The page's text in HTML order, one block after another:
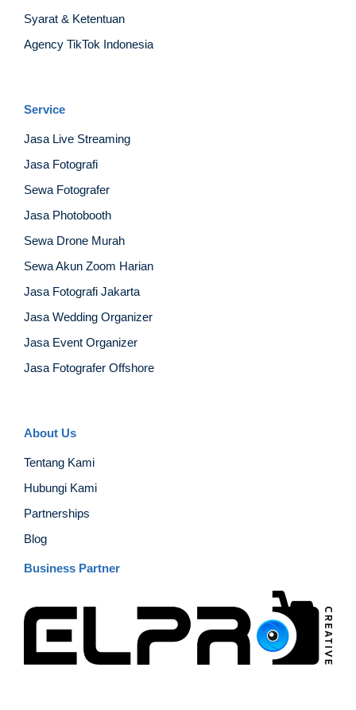
Syarat & Ketentuan
Agency TikTok Indonesia
Service
Jasa Live Streaming
Jasa Fotografi
Sewa Fotografer
Jasa Photobooth
Sewa Drone Murah
Sewa Akun Zoom Harian
Jasa Fotografi Jakarta
Jasa Wedding Organizer
Jasa Event Organizer
Jasa Fotografer Offshore
About Us
Tentang Kami
Hubungi Kami
Partnerships
Blog
Business Partner